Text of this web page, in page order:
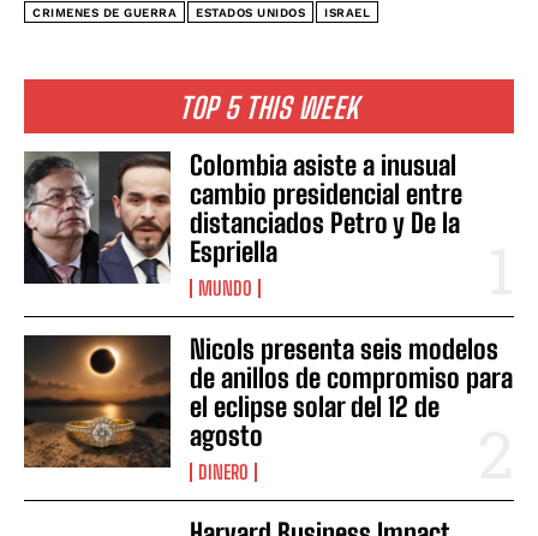
TOP 5 THIS WEEK
Colombia asiste a inusual
cambio presidencial entre
distanciados Petro y De la
Espriella
MUNDO
Nicols presenta seis modelos
de anillos de compromiso para
el eclipse solar del 12 de
agosto
DINERO
CRIMENES DE GUERRA ESTADOS UNIDOS ISRAEL